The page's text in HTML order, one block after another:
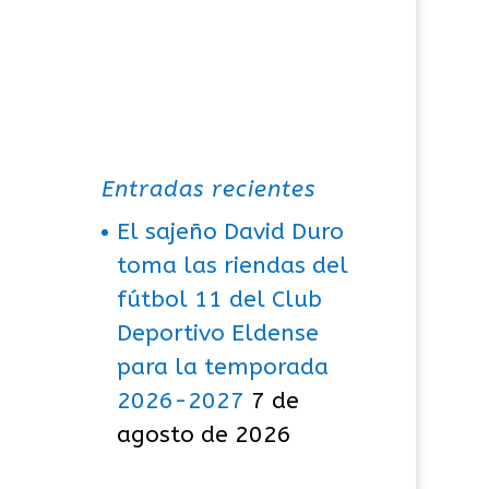
Entradas recientes
El sajeño David Duro
toma las riendas del
fútbol 11 del Club
Deportivo Eldense
para la temporada
2026-2027 7 de
agosto de 2026